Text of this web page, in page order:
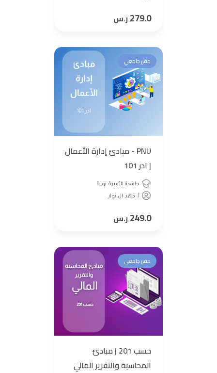
279.0ر.س
مقرر جامعي
PNU - مبادئ إدارة الأعمال
| ادر 101
جامعة الأميرة نورة
أ. فهد ال نوار
249.0ر.س
مقرر جامعي
حسب 201 | مبادئ
المحاسبة والتقرير المالي